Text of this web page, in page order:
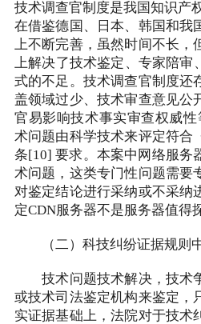
技术调查官制度是我国知识产
在借鉴德国、日本、韩国和我
上不断完善，虽然时间不长，
上解决了技术鉴定、专家陪审
式的不足。技术调查官制度还
盖领域过少、技术审查意见公
官易影响技术事实审查权威
术问题由科学技术来评定符合
条[10] 要求。本案中网络服务
术问题，这类专门性问题需要
对鉴定结论进行采纳或不采纳
定CDN服务器不是服务器值得
（二）科技纠纷证据规则中
技术问题技术解决，技术
或技术司法鉴定机构来鉴定，
实证据基础上，法院对于技术